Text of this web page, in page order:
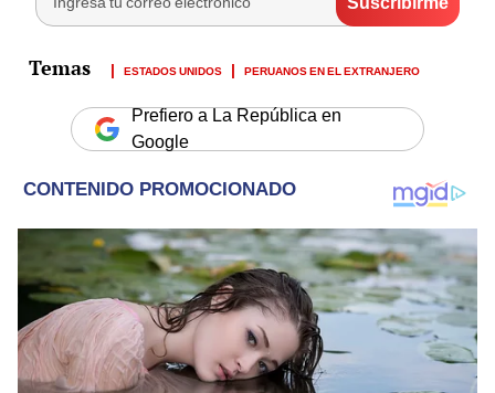
ESTADOS UNIDOS PERUANOS EN EL EXTRANJERO
Prefiero a La República en
Google